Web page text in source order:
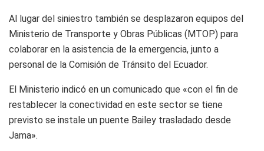
Al lugar del siniestro también se desplazaron equipos del
Ministerio de Transporte y Obras Públicas (MTOP) para
colaborar en la asistencia de la emergencia, junto a
personal de la Comisión de Tránsito del Ecuador.
El Ministerio indicó en un comunicado que «con el fin de
restablecer la conectividad en este sector se tiene
previsto se instale un puente Bailey trasladado desde
Jama».